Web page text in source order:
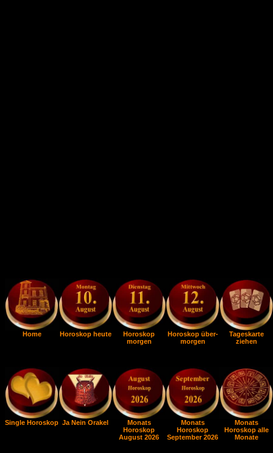
Home Horoskop heute
Horoskop
morgen
Horoskop über-
morgen
Tageskarte
ziehen
Single Horoskop Ja Nein Orakel
Monats
Horoskop
August 2026
Monats
Horoskop
September 2026
Monats
Horoskop alle
Monate